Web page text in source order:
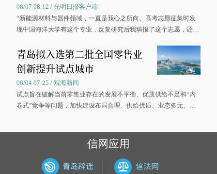
08/07 08:12 / 光明日报客户端
“新能源材料与器件领域，一直是我心之所向。高考志愿征集时发
现中国海洋大学有这个专业，反复研究后我填报了这个志愿，还真
大学材料科学与工程学院材料类专业的录取通知书。
青岛拟入选第二批全国零售业
创新提升试点城市
08/04 07:25 / 观海新闻
试点旨在破解当前零售业存在的发展不平衡、优质供给不足和“内
卷式”竞争等问题，加快建设布局合理、供给优质、业态多元、智
信网应用